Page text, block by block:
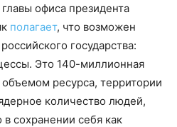
офиса президента
полагает, что возможен
государства:
Это 140-миллионная
ресурса, территории
количество людей,
в сохранении себя как